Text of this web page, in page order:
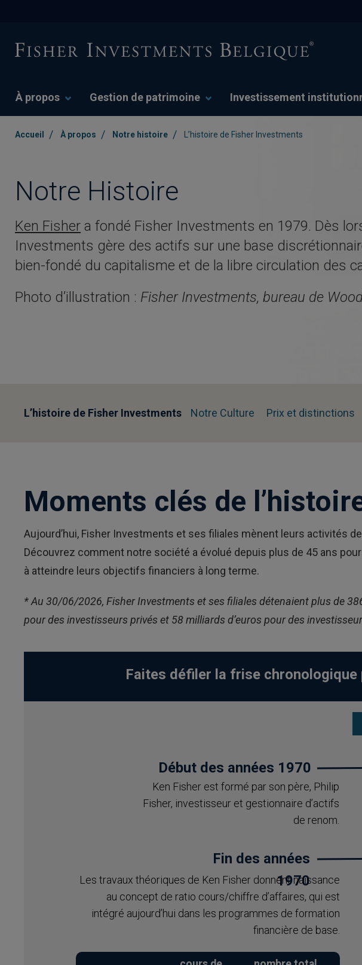
À propos Gestion de patrimoine Investissement
Accueil / À propos / Notre histoire / L’histoire de Fisher Investments
Notre Histoire
Ken Fisher a fondé Fisher Investments en 1979. Dès
Investments gère des actifs sur une base
bien-fondé du capitalisme et de la libre circulation des
Photo d’illustration : Fisher Investments, bureau de
L’histoire de Fisher Investments Notre Culture Prix et distinctions
Moments clés de
Aujourd’hui, Fisher Investments et ses filiales mènent leurs activités
Découvrez comment notre société a évolué depuis plus de 45 ans
à atteindre leurs objectifs financiers à long terme.
* Au 30/06/2026, Fisher Investments et ses filiales détenaient plus de
pour des investisseurs privés et 58 milliards d’euros pour des